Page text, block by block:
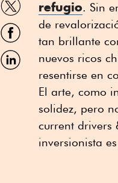
por
Twitter
Compartir
por
Facebook
Compartir
por
refugio. Sin
de
tan brillante
nuevos ricos
resentirse en
El arte, como
solidez, pero
current drivers
inversionista